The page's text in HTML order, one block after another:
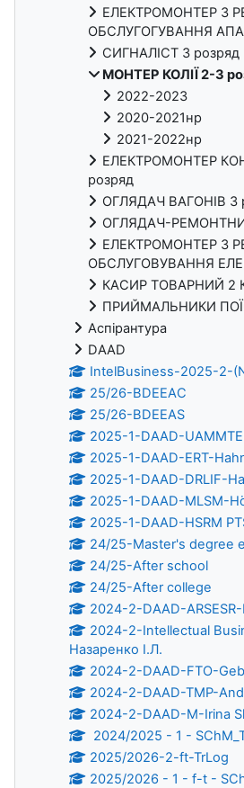
ЕЛЕКТРОМОНТЕР З
ОБСЛУГОГУВАННЯ
СИГНАЛІСТ 3 розряд
МОНТЕР КОЛІЇ 2-3
2022-2023
2020-2021нр
2021-2022нр
ЕЛЕКТРОМОНТЕР
розряд
ОГЛЯДАЧ ВАГОНІВ 3
ОГЛЯДАЧ-
ЕЛЕКТРОМОНТЕР З
ОБСЛУГОВУВАННЯ
КАСИР ТОВАРНИЙ 2
ПРИЙМАЛЬНИКИ
Аспірантура
DAAD
IntelBusiness-2025-2-
25/26-BDEEAC
25/26-BDEEAS
2025-1-DAAD-
2025-1-DAAD-ERT-
2025-1-DAAD-DRLIF-
2025-1-DAAD-MLSM-
2025-1-DAAD-HSRM
24/25-Master's degree
24/25-After school
24/25-After college
2024-2-DAAD-
2024-2-Intellectual
Назаренко І.Л.
2024-2-DAAD-FTO-
2024-2-DAAD-TMР-
2024-2-DAAD-M-Irina
2024/2025 - 1 -
2025/2026-2-ft-TrLog
2025/2026 - 1 - f-t -